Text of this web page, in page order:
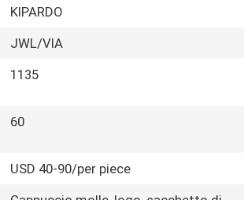
KIPARDO
JWL/VIA
1135
60
USD 40-90/per piece